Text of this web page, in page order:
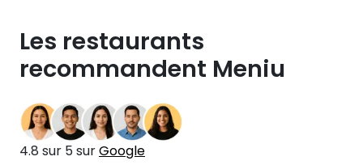
Les restaurants
recommandent Meniu
4.8 sur 5 surGoogle